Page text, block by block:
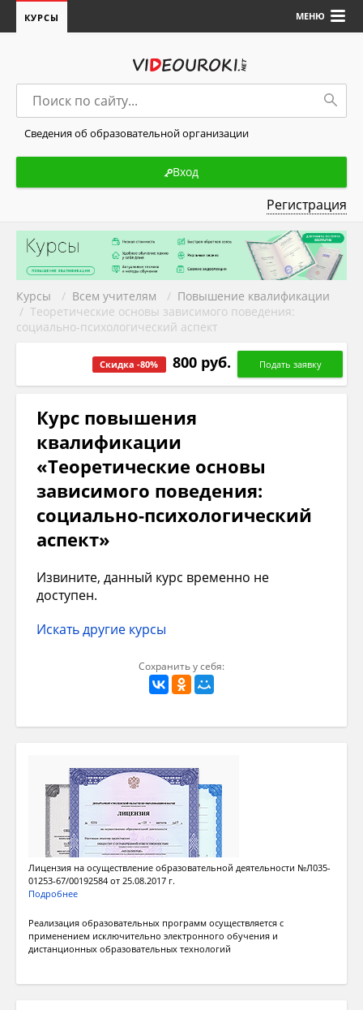
МЕНЮ
КУРСЫ
Сведения об образовательной организации
Вход
Регистрация
Курсы / Всем учителям / Повышение квалификации
/ Теоретические основы зависимого поведения:
социально-психологический аспект
Скидка -80% 800 руб.
Курс повышения
квалификации
«Теоретические основы
зависимого поведения:
социально-психологический
аспект»
Извините, данный курс временно не
доступен.
Искать другие курсы
Сохранить у себя:
Лицензия на осуществление образовательной деятельности №Л035-
01253-67/00192584 от 25.08.2017 г.
Подробнее
Реализация образовательных программ осуществляется с
применением исключительно электронного обучения и
дистанционных образовательных технологий